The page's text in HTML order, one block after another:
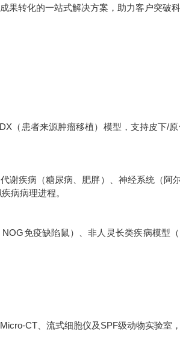
果转化的一站式解决方案，助力客户突破
（患者来源肿瘤移植）模型，支持皮下/
谢疾病（糖尿病、肥胖）、神经系统（阿
病病理进程。
免疫缺陷鼠）、非人灵长类疾病模型
CT、流式细胞仪及SPF级动物实验室